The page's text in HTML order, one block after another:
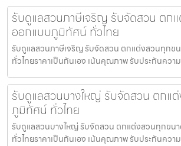
รับดูแลสวนภาษีเจริญ รับจัดสวน ตก
ออกแบบภูมิทัศน์ ทั่วไทย
รับดูแลสวนภาษีเจริญ รับจัดสวน ตกแต่งสวนทุก
ทั่วไทยราคาเป็นกันเอง เน้นคุณภาพ รับประกันควา
รับดูแลสวนบางใหญ่ รับจัดสวน ตกแ
ภูมิทัศน์ ทั่วไทย
รับดูแลสวนบางใหญ่ รับจัดสวน ตกแต่งสวนทุกข
ทั่วไทยราคาเป็นกันเอง เน้นคุณภาพ รับประกันควา